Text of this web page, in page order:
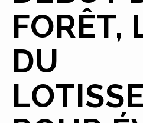
FORÊT,
DU